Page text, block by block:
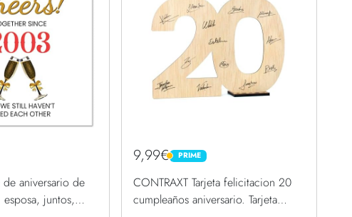
aniversario de
juntos,
9,99€ PRIME
PRIME
CONTRAXT Tarjeta felicitacion 20
cumpleaños aniversario. Tarjeta